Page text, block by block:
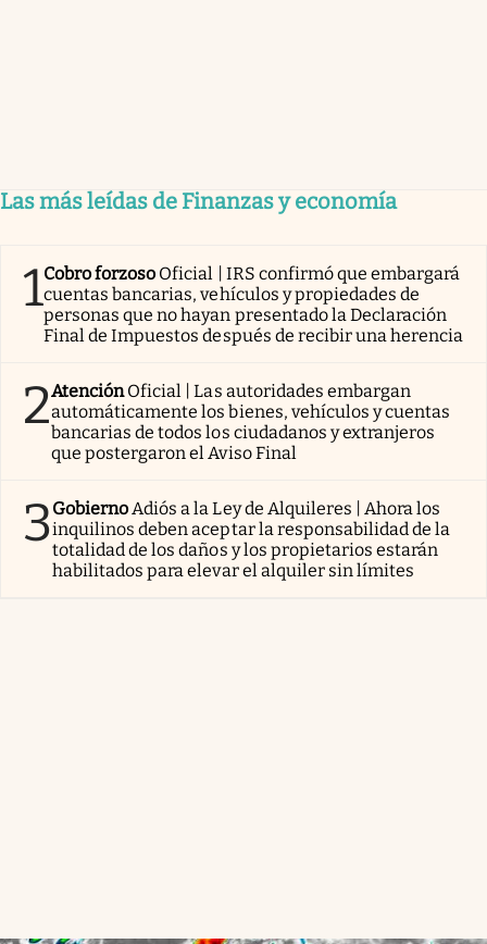
Las más leídas de Finanzas y economía
1Cobro forzoso Oficial | IRS confirmó que embargará
cuentas bancarias, vehículos y propiedades de
personas que no hayan presentado la Declaración
Final de Impuestos después de recibir una herencia
2AtenciónOficial | Las autoridades embargan
automáticamente los bienes, vehículos y cuentas
bancarias de todos los ciudadanos y extranjeros
que postergaron el Aviso Final
3GobiernoAdiós a la Ley de Alquileres | Ahora los
inquilinos deben aceptar la responsabilidad de la
totalidad de los daños y los propietarios estarán
habilitados para elevar el alquiler sin límites